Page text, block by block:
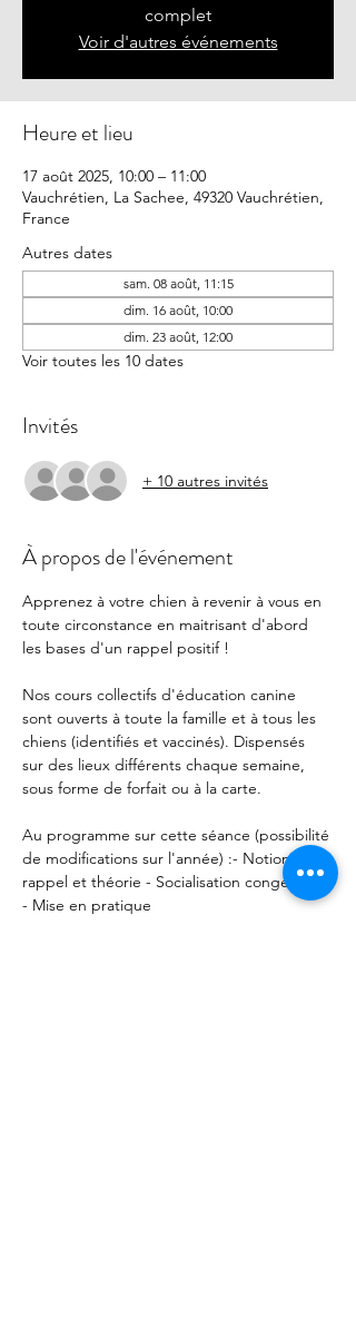
complet
Voir d'autres événements
Heure et lieu
17 août 2025, 10:00 – 11:00
Vauchrétien, La Sachee, 49320 Vauchrétien,
France
Autres dates
sam. 08 août, 11:15
dim. 16 août, 10:00
dim. 23 août, 12:00
Voir toutes les 10 dates
Invités
+ 10 autres invités
À propos de l'événement
Apprenez à votre chien à revenir à vous en
toute circonstance en maitrisant d'abord
les bases d'un rappel positif !
Nos cours collectifs d'éducation canine
sont ouverts à toute la famille et à tous les
chiens (identifiés et vaccinés). Dispensés
sur des lieux différents chaque semaine,
sous forme de forfait ou à la carte.
Au programme sur cette séance (possibilité
de modifications sur l'année) :- Notions du
rappel et théorie - Socialisation congénères
- Mise en pratique